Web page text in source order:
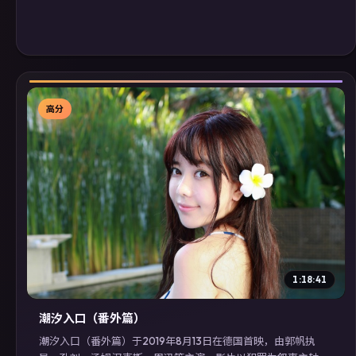
▶
高分
1:18:41
潮汐入口（番外篇）
潮汐入口（番外篇）于2019年8月13日在德国首映，由郭帆执